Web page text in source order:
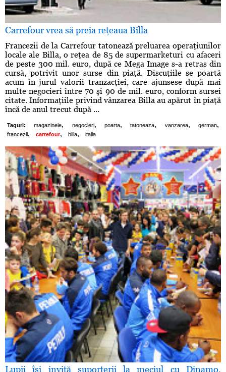
Carrefour vrea să preia reţeaua Billa
Francezii de la Carrefour tatonează preluarea operaţiunilor
locale ale Billa, o reţea de 85 de supermarketuri cu afaceri
de peste 300 mil. euro, după ce Mega Image s-a retras din
cursă, potrivit unor surse din piaţă. Discuţiile se poartă
acum în jurul valorii tranzacţiei, care ajunsese după mai
multe negocieri între 70 şi 90 de mil. euro, conform sursei
citate. Informaţiile privind vânzarea Billa au apărut în piaţă
încă de anul trecut după ...
Taguri: magazinele, negocieri, poarta, tatoneaza, vanzarea, german,
francezii, carrefour, billa, italia
Lupii îşi invită suporterii la meciul cu Dinamo.